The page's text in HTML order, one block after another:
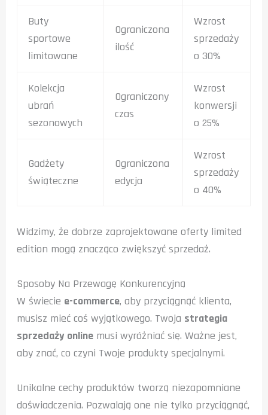
Buty
sportowe
limitowane
Ograniczona
ilość
Wzrost
sprzedaży
o 30%
Kolekcja
ubrań
sezonowych
Ograniczony
czas
Wzrost
konwersji
o 25%
Gadżety
świąteczne
Ograniczona
edycja
Wzrost
sprzedaży
o 40%
Widzimy, że dobrze zaprojektowane oferty limited
edition mogą znacząco zwiększyć sprzedaż.
Sposoby Na Przewagę Konkurencyjną
W świecie e-commerce, aby przyciągnąć klienta,
musisz mieć coś wyjątkowego. Twoja strategia
sprzedaży online musi wyróżniać się. Ważne jest,
aby znać, co czyni Twoje produkty specjalnymi.
Unikalne cechy produktów tworzą niezapomniane
doświadczenia. Pozwalają one nie tylko przyciągnąć,